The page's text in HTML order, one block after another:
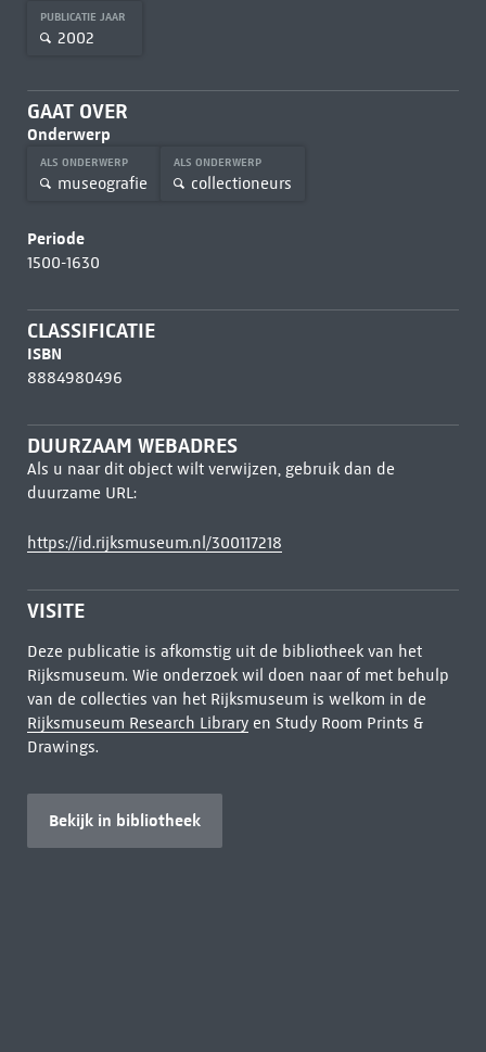
PUBLICATIE JAAR
2002
GAAT OVER
Onderwerp
ALS ONDERWERP
museografie
ALS ONDERWERP
collectioneurs
Periode
1500-1630
CLASSIFICATIE
ISBN
8884980496
DUURZAAM WEBADRES
Als u naar dit object wilt verwijzen, gebruik dan de
duurzame URL:
https://id.rijksmuseum.nl/300117218
VISITE
Deze publicatie is afkomstig uit de bibliotheek van het
Rijksmuseum. Wie onderzoek wil doen naar of met behulp
van de collecties van het Rijksmuseum is welkom in de
Rijksmuseum Research Libraryen Study Room Prints &
Drawings.
Bekijk in bibliotheek